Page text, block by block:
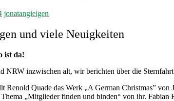
jonatangielgen
und viele Neuigkeiten
ist da!
NRW inzwischen alt, wir berichten über die
Renold Quade das Werk „A German Christmas”
„Mitglieder finden und binden“ von ihr.